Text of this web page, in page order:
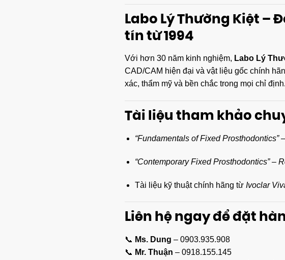
Labo Lý Thường Kiệt –
tín từ 1994
Với hơn 30 năm kinh nghiệm, Labo Lý
CAD/CAM hiện đại và vật liệu gốc chính
xác, thẩm mỹ và bền chắc trong mọi chỉ định.
Tài liệu tham khảo
“Fundamentals of Fixed Prosthodontics”
“Contemporary Fixed Prosthodontics” –
Tài liệu kỹ thuật chính hãng từIvoclar
Liên hệ ngay để đặt
📞 Ms. Dung – 0903.935.908
📞 Mr. Thuận – 0918.155.145